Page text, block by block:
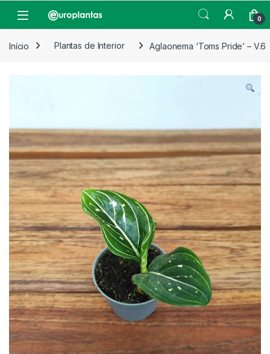
Open 0
Início Plantas de Interior Aglaonema ‘Toms Pride’ – V.6